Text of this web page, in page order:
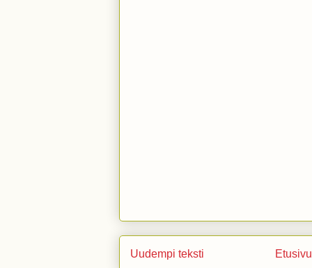
Uudempi teksti Etusivu